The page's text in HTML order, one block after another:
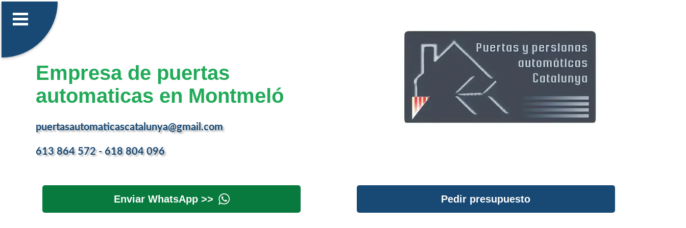
Empresa de puertas
automaticas en Montmeló
puertasautomaticascatalunya@gmail.com
613 864 572 - 618 804 096
Enviar WhatsApp >> Pedir presupuesto